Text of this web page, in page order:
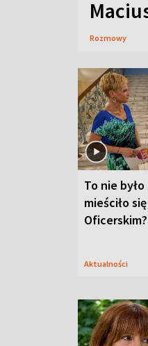
Rozmowy
To nie
mieściło
Oficerskim?
Aktualności